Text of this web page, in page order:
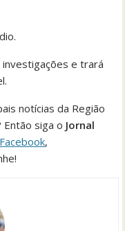
investigações e trará
notícias da Região
siga o Jornal
Facebook,